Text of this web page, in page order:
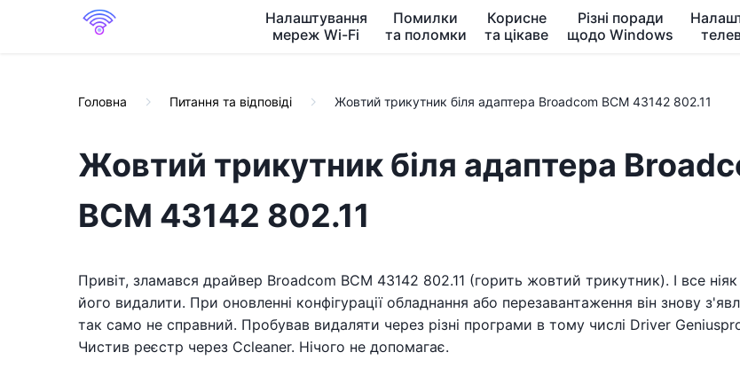
Налаштування
мереж Wi-Fi
Помилки
та поломки
Корисне
та цікаве
Різні поради
щодо Windows
Головна Питання та відповіді Жовтий трикутник біля адаптера Broadcom BCM 43142 802.11
Жовтий трикутник біля адаптера
BCM 43142 802.11
Привіт, зламався драйвер Broadcom BCM 43142 802.11 (горить жовтий трикутник). І все
його видалити. При оновленні конфігурації обладнання або перезавантаження він знову
так само не справний. Пробував видаляти через різні програми в тому числі Driver
Чистив реєстр через Ccleaner. Нічого не допомагає.